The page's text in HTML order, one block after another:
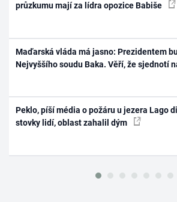
průzkumu mají za lídra opozice Babiše
Maďarská vláda má jasno: Prezidentem
Nejvyššího soudu Baka. Věří, že sjednotí
Peklo, píší média o požáru u jezera Lago
stovky lidí, oblast zahalil dým